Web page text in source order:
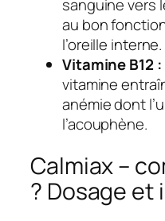
sanguine vers
au bon
l’oreille interne.
Vitamine B12 :
vitamine
anémie dont
l’acouphène.
Calmiax –
? Dosage